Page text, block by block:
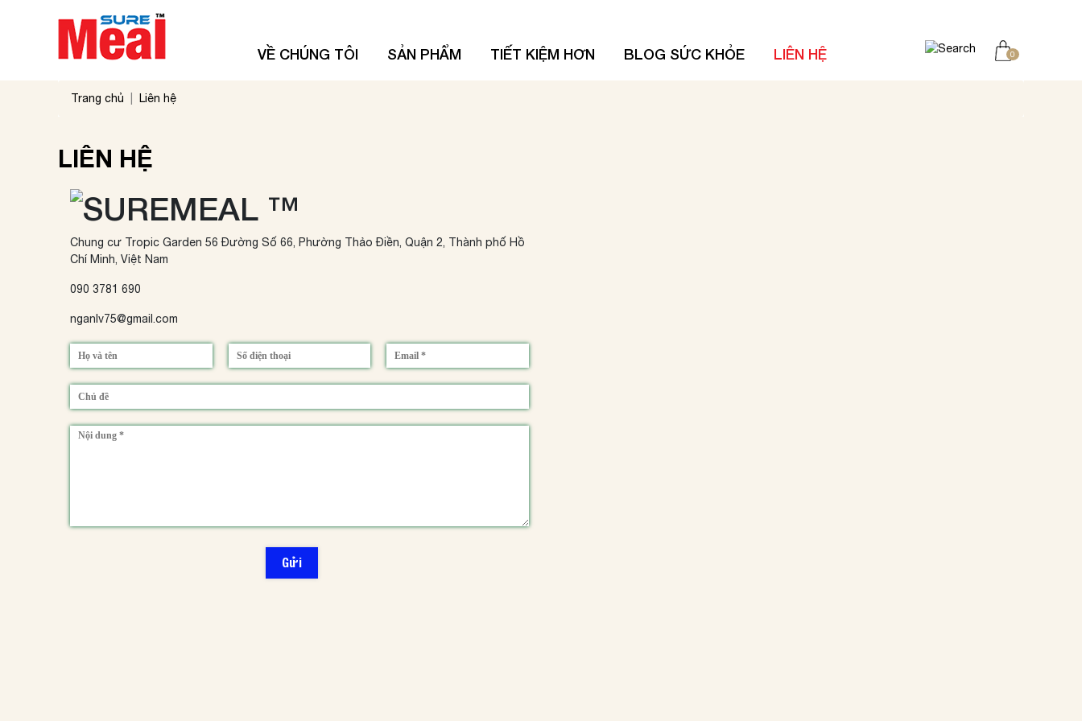
VỀ CHÚNG TÔI SẢN PHẨM TIẾT KIỆM HƠN BLOG SỨC KHỎE LIÊN HỆ 0
Trang chủ Liên hệ
LIÊN HỆ
Chung cư Tropic Garden 56 Đường Số 66, Phường Thảo Điền, Quận 2, Thành phố Hồ
Chí Minh, Việt Nam
090 3781 690
nganlv75@gmail.com